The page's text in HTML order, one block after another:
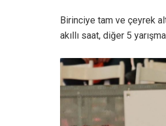
Birinciye tam ve çeyrek
akıllı saat, diğer 5